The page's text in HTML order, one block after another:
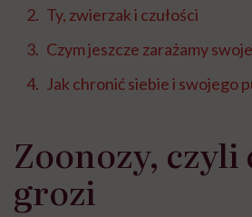
Ty, zwierzak i czułości
Czym jeszcze zarażamy
Jak chronić siebie i swojego
Zoonozy, czyli
grozi